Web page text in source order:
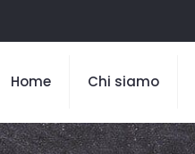
Home Chi siamo